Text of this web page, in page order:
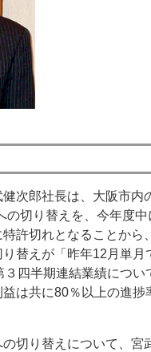
次郎社長は、大阪市内
の切り替えを、今年度
許切れとなることから
替えが「昨年12月単
四半期連結業績につ
は共に80％以上の進
切り替えについて、宮